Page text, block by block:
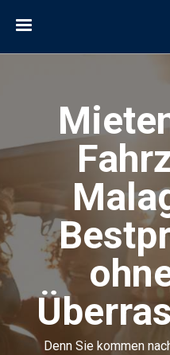
Denn Sie kommen